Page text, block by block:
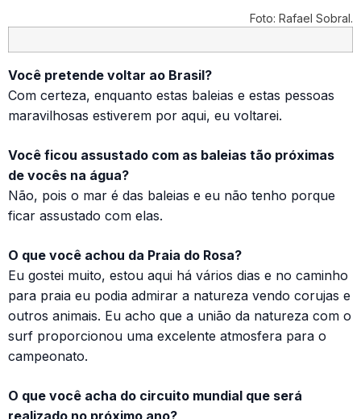
Foto: Rafael Sobral.
Você pretende voltar ao Brasil?
Com certeza, enquanto estas baleias e estas pessoas
maravilhosas estiverem por aqui, eu voltarei.
Você ficou assustado com as baleias tão próximas
de vocês na água?
Não, pois o mar é das baleias e eu não tenho porque
ficar assustado com elas.
O que você achou da Praia do Rosa?
Eu gostei muito, estou aqui há vários dias e no caminho
para praia eu podia admirar a natureza vendo corujas e
outros animais. Eu acho que a união da natureza com o
surf proporcionou uma excelente atmosfera para o
campeonato.
O que você acha do circuito mundial que será
realizado no próximo ano?